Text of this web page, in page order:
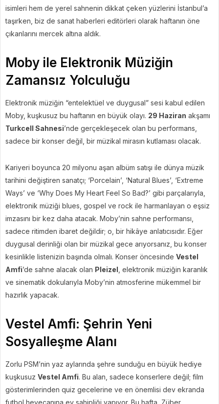
isimleri hem de yerel sahnenin dikkat çeken yüzlerini İstanbul’a
taşırken, biz de sanat haberleri editörleri olarak haftanın öne
çıkanlarını mercek altına aldık.
Moby ile Elektronik Müziğin
Zamansız Yolculuğu
Elektronik müziğin “entelektüel ve duygusal” sesi kabul edilen
Moby, kuşkusuz bu haftanın en büyük olayı. 29 Haziran akşamı
Turkcell Sahnesi’nde gerçekleşecek olan bu performans,
sadece bir konser değil, bir müzikal mirasın kutlaması olacak.
Kariyeri boyunca 20 milyonu aşan albüm satışı ile dünya müzik
tarihini değiştiren sanatçı; ‘Porcelain’, ‘Natural Blues’, ‘Extreme
Ways’ ve ‘Why Does My Heart Feel So Bad?’ gibi parçalarıyla,
elektronik müziği blues, gospel ve rock ile harmanlayan o eşsiz
imzasını bir kez daha atacak. Moby’nin sahne performansı,
sadece ritimden ibaret değildir; o, bir hikâye anlatıcısıdır. Eğer
duygusal derinliği olan bir müzikal gece arıyorsanız, bu konser
kesinlikle listenizin başında olmalı. Konser öncesinde Vestel
Amfi’de sahne alacak olan Pleizel , elektronik müziğin karanlık
ve sinematik dokularıyla Moby’nin atmosferine mükemmel bir
hazırlık yapacak.
Vestel Amfi: Şehrin Yeni
Sosyalleşme Alanı
Zorlu PSM’nin yaz aylarında şehre sunduğu en büyük hediye
kuşkusuz Vestel Amfi. Bu alan, sadece konserlere değil; film
gösterimlerinden quiz gecelerine ve en önemlisi dev ekranda
futbol heyecanına ev sahipliği yapıyor. Bu hafta, Züber